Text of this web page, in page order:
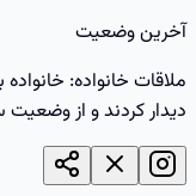
آخرین وضعیت
ملاقات خانواده:
دیدار کردند و از